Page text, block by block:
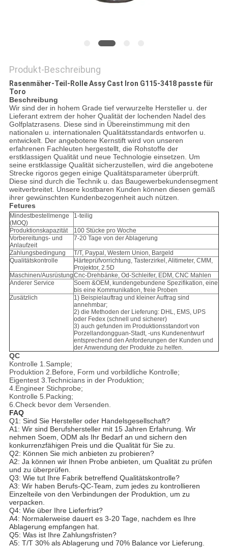
Produkt-Beschreibung
Rasenmäher-Teil-Rolle Assy Cast Iron G115-3418 passte für
Toro
Beschreibung
Wir sind der in hohem Grade tief verwurzelte Hersteller u. der
Lieferant extrem der hoher Qualität der lochenden Nadel des
Golfplatzrasens. Diese sind in Übereinstimmung mit den
nationalen u. internationalen Qualitätsstandards entworfen u.
entwickelt. Der angebotene Kernstift wird von unseren
erfahrenen Fachleuten hergestellt, die Rohstoffe der
erstklassigen Qualität und neue Technologie einsetzen. Um
seine erstklassige Qualität sicherzustellen, wird die angebotene
Strecke rigoros gegen einige Qualitätsparameter überprüft.
Diese sind durch die Technik u. das Baugewerbekundensegment
weitverbreitet. Unsere kostbaren Kunden können diesen gemäß
ihrer gewünschten Kundenbezogenheit auch nützen.
Fetures
Mindestbestellmenge
(MOQ)
1-teilig
Produktionskapazität
100 Stücke pro Woche
Vorbereitungs- und
Anlaufzeit
7-20 Tage von der Ablagerung
Zahlungsbedingung
T/T, Paypal, Western Union, Bargeld
Qualitätskontrolle
Härteprüfvorrichtung, Tasterzirkel, Alitimeter, CMM,
Projektor, 2.5D
Maschinen/AusrüstungCnc-Drehbänke, Od-Schleifer, EDM, CNC Mahlen
Anderer Service
Soem &OEM, kundengebundene Spezifikation, eine
bis eine Kommunikation, freie Proben
Zusätzlich
1) Beispielauftrag und kleiner Auftrag sind
annehmbar;
2) die Methoden der Lieferung: DHL, EMS, UPS
oder Fedex (schnell und sicherer)
3) auch gefunden im Produktionsstandort von
Porzellandongguan-Stadt, -uns Kundenentwurf
entsprechend den Anforderungen der Kunden und
der Anwendung der Produkte zu helfen.
QC
Kontrolle 1.Sample;
Produktion 2.Before, Form und vorbildliche Kontrolle;
Eigentest 3.Technicians in der Produktion;
4.Engineer Stichprobe;
Kontrolle 5.Packing;
6.Check bevor dem Versenden.
FAQ
Q1: Sind Sie Hersteller oder Handelsgesellschaft?
A1: Wir sind Berufshersteller mit 15 Jahren Erfahrung. Wir
nehmen Soem, ODM als Ihr Bedarf an und sichern den
konkurrenzfähigen Preis und die Qualität für Sie zu.
Q2: Können Sie mich anbieten zu probieren?
A2: Ja können wir Ihnen Probe anbieten, um Qualität zu prüfen
und zu überprüfen.
Q3: Wie tut Ihre Fabrik betreffend Qualitätskontrolle?
A3: Wir haben Berufs-QC-Team, zum jedes zu kontrollieren
Einzelteile von den Verbindungen der Produktion, um zu
verpacken.
Q4: Wie über Ihre Lieferfrist?
A4: Normalerweise dauert es 3-20 Tage, nachdem es Ihre
Ablagerung empfangen hat.
Q5: Was ist Ihre Zahlungsfristen?
A5: T/T 30% als Ablagerung und 70% Balance vor Lieferung.